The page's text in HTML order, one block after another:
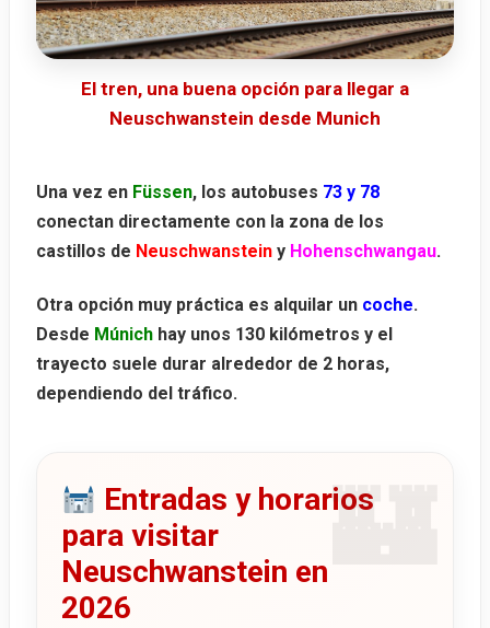
El tren, una buena opción para llegar a
Neuschwanstein desde Munich
Una vez en Füssen, los autobuses 73 y 78
conectan directamente con la zona de los
castillos de Neuschwanstein y Hohenschwangau.
Otra opción muy práctica es alquilar un coche.
Desde Múnich hay unos 130 kilómetros y el
trayecto suele durar alrededor de 2 horas,
dependiendo del tráfico.
Entradas y horarios
para visitar
Neuschwanstein en
2026